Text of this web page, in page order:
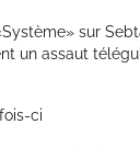
sur
un assaut
ci